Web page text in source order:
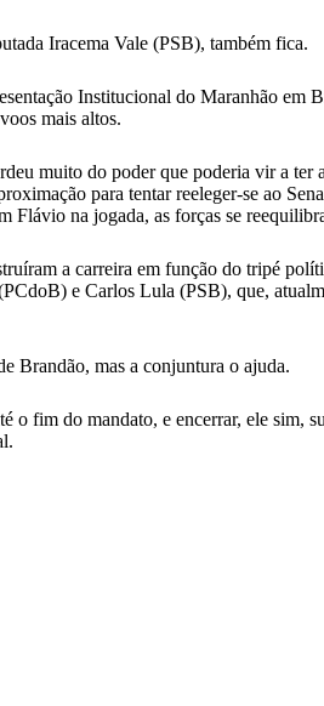
Iracema Vale (PSB), também fica.
Institucional do Maranhão
mais altos.
muito do poder que poderia vir a
para tentar reeleger-se ao
Flávio na jogada, as forças se
a carreira em função do tripé
e Carlos Lula (PSB), que,
Brandão, mas a conjuntura o ajuda.
fim do mandato, e encerrar, ele sim,